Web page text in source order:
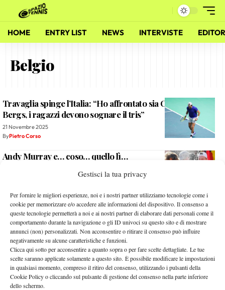
Gestisci la tua privacy
Per fornire le migliori esperienze, noi e i nostri partner utilizziamo tecnologie come i
cookie per memorizzare e/o accedere alle informazioni del dispositivo. Il consenso a
queste tecnologie permetterà a noi e ai nostri partner di elaborare dati personali come il
comportamento durante la navigazione o gli ID univoci su questo sito e di mostrare
annunci (non) personalizzati. Non acconsentire o ritirare il consenso può influire
negativamente su alcune caratteristiche e funzioni.
Clicca qui sotto per acconsentire a quanto sopra o per fare scelte dettagliate. Le tue
scelte saranno applicate solamente a questo sito. È possibile modificare le impostazioni
in qualsiasi momento, compreso il ritiro del consenso, utilizzando i pulsanti della
Cookie Policy o cliccando sul pulsante di gestione del consenso nella parte inferiore
dello schermo.
HOME ENTRY LIST NEWS INTERVISTE
Belgio
Travaglia spinge l’Italia: “Ho affrontato sia Collignon che
Bergs, i ragazzi devono sognare il tris”
21 Novembre 2025
ByPietro Corso
Andy Murray e… coso… quello lì…
Finale di Coppa Davis: Murray contro tutti
27 Settembre 2015
Fabio Ferro
Coppa Davis 2015: La Presentazione di Belgio – Argentina
17 Settembre 2015
Redazione